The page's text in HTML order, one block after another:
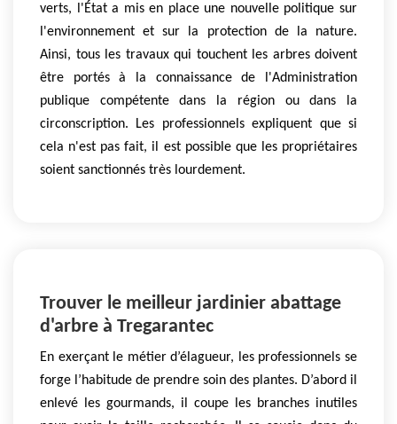
verts, l'État a mis en place une nouvelle politique sur
l'environnement et sur la protection de la nature.
Ainsi, tous les travaux qui touchent les arbres doivent
être portés à la connaissance de l'Administration
publique compétente dans la région ou dans la
circonscription. Les professionnels expliquent que si
cela n'est pas fait, il est possible que les propriétaires
soient sanctionnés très lourdement.
Trouver le meilleur jardinier abattage
d'arbre à Tregarantec
En exerçant le métier d’élagueur, les professionnels se
forge l’habitude de prendre soin des plantes. D’abord il
enlevé les gourmands, il coupe les branches inutiles